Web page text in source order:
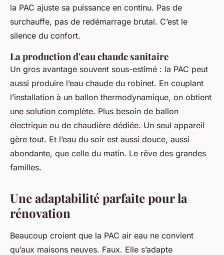
la PAC ajuste sa puissance en continu. Pas de
surchauffe, pas de redémarrage brutal. C’est le
silence du confort.
La production d'eau chaude sanitaire
Un gros avantage souvent sous-estimé : la PAC peut
aussi produire l’eau chaude du robinet. En couplant
l’installation à un ballon thermodynamique, on obtient
une solution complète. Plus besoin de ballon
électrique ou de chaudière dédiée. Un seul appareil
gère tout. Et l’eau du soir est aussi douce, aussi
abondante, que celle du matin. Le rêve des grandes
familles.
Une adaptabilité parfaite pour la
rénovation
Beaucoup croient que la PAC air eau ne convient
qu’aux maisons neuves. Faux. Elle s’adapte